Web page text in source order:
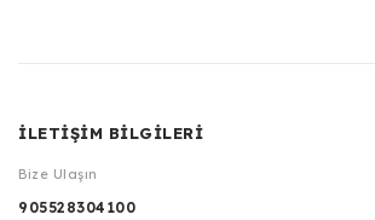
İLETİŞİM BİLGİLERİ
Bize Ulaşın
905528304100